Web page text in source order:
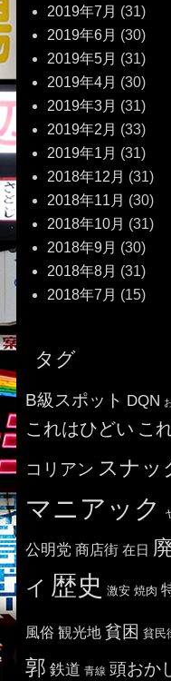
2019年7月 (31)
2019年6月 (30)
2019年5月 (31)
2019年4月 (30)
2019年3月 (31)
2019年2月 (33)
2019年1月 (31)
2018年12月 (31)
2018年11月 (30)
2018年10月 (31)
2018年9月 (30)
2018年8月 (31)
2018年7月 (15)
タグ
B級スポット DQN
これはひどい こ
コリアン スナッ
マニアック
公明党 商店街 在日
イ 歴史 激安 焼肉
風俗 観光地 貧困 貧民
郭 鉄道 青線 頭おか